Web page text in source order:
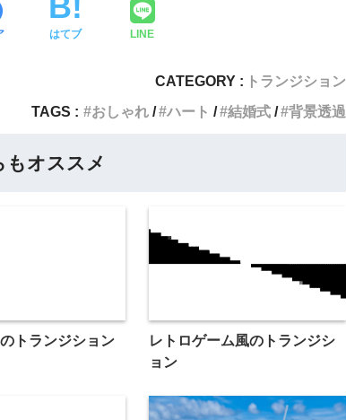
はてブ LINE
CATEGORY : トランジション
TAGS :
おしゃれ ハート 結婚式 背景透過
もオススメ
トランジション
レトロゲーム風のトランジシ
ョン